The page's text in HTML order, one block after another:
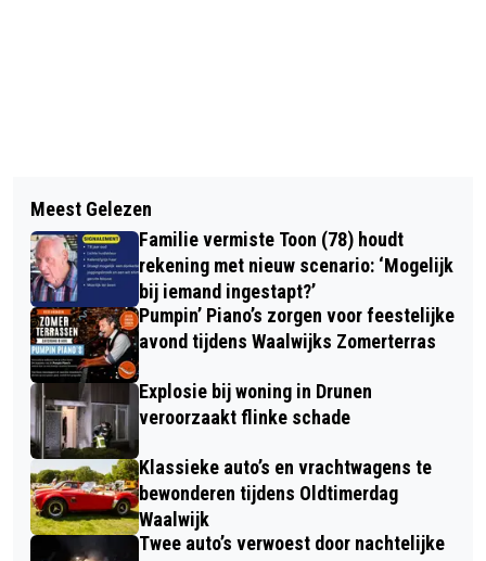
MUSICALGROEP M-WORKX
TROTSEERT HITTE TIJDENS
REPETITIES IN WAALWIJK
HUIS VAN WAALWIJK ZOEKT
VRIJWILLIGERS VOOR ACTIVITEITEN
EN ONTVANGST
Meest Gelezen
Familie vermiste Toon (78) houdt
rekening met nieuw scenario: ‘Mogelijk
bij iemand ingestapt?’
Pumpin’ Piano’s zorgen voor feestelijke
avond tijdens Waalwijks Zomerterras
Explosie bij woning in Drunen
veroorzaakt flinke schade
Klassieke auto’s en vrachtwagens te
bewonderen tijdens Oldtimerdag
Waalwijk
Twee auto’s verwoest door nachtelijke